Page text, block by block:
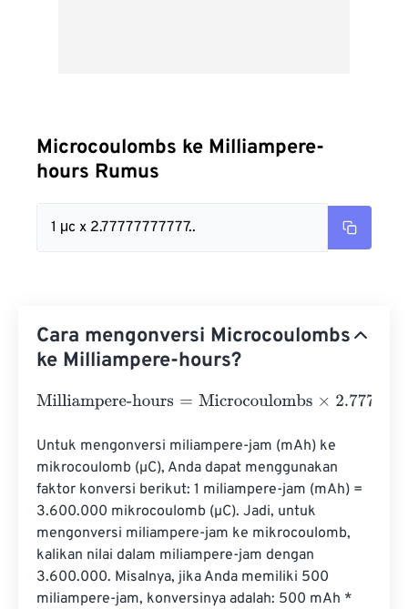
Microcoulombs ke Milliampere-
hours Rumus
1 μc x 2.77777777777..
Cara mengonversi Microcoulombs
ke Milliampere-hours?
Milliampere-hours=Microcoulombs×2.7777777777778
Untuk mengonversi miliampere-jam (mAh) ke
mikrocoulomb (µC), Anda dapat menggunakan
faktor konversi berikut: 1 miliampere-jam (mAh) =
3.600.000 mikrocoulomb (µC). Jadi, untuk
mengonversi miliampere-jam ke mikrocoulomb,
kalikan nilai dalam miliampere-jam dengan
3.600.000. Misalnya, jika Anda memiliki 500
miliampere-jam, konversinya adalah: 500 mAh *